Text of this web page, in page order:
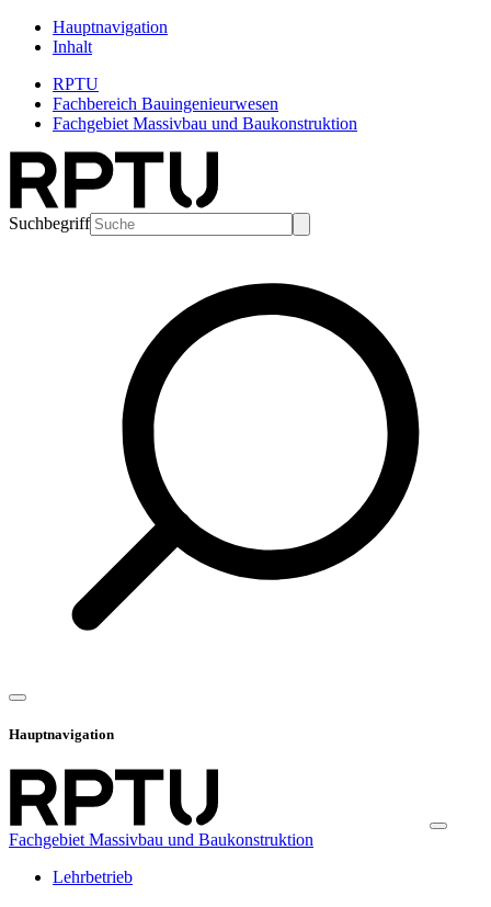
Hauptnavigation
Inhalt
RPTU
Fachbereich Bauingenieurwesen
Fachgebiet Massivbau und Baukonstruktion
Suchbegriff
Hauptnavigation
Fachgebiet Massivbau und Baukonstruktion
Lehrbetrieb